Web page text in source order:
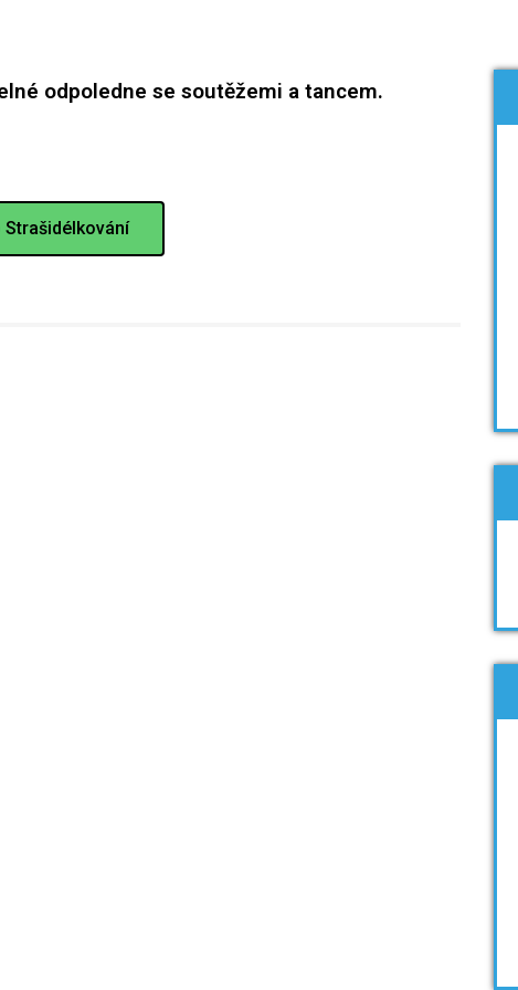
odpoledne se soutěžemi a tancem.
Strašidélkování